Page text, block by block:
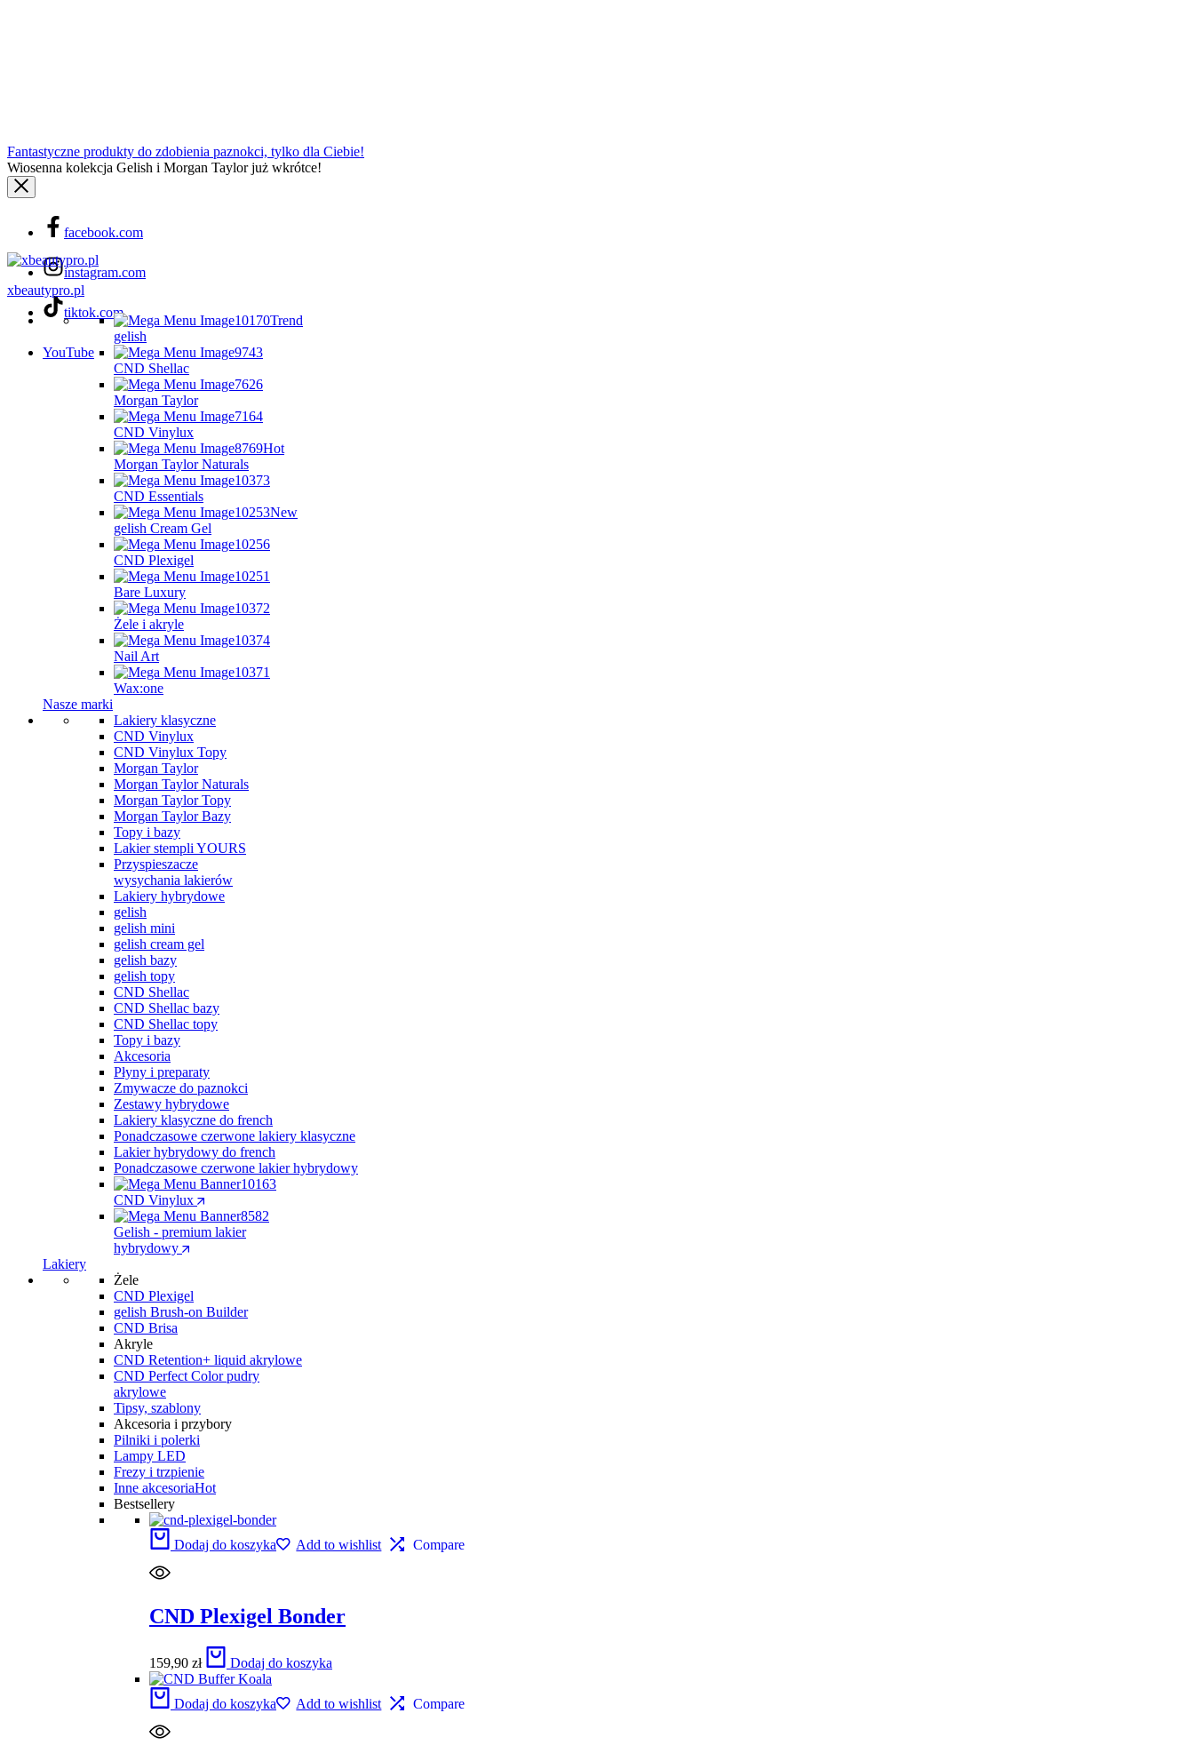
Fantastyczne produkty do zdobienia paznokci, tylko dla Ciebie!
Wiosenna kolekcja Gelish i Morgan Taylor już wkrótce!
facebook.com
instagram.com
tiktok.com
YouTube
xbeautypro.pl
Trend
gelish
CND Shellac
Morgan Taylor
CND Vinylux
Hot
Morgan Taylor Naturals
CND Essentials
New
gelish Cream Gel
CND Plexigel
Bare Luxury
Żele i akryle
Nail Art
Wax:one
Nasze marki
Lakiery klasyczne
CND Vinylux
CND Vinylux Topy
Morgan Taylor
Morgan Taylor Naturals
Morgan Taylor Topy
Morgan Taylor Bazy
Topy i bazy
Lakier stempli YOURS
Przyspieszacze
wysychania lakierów
Lakiery hybrydowe
gelish
gelish mini
gelish cream gel
gelish bazy
gelish topy
CND Shellac
CND Shellac bazy
CND Shellac topy
Topy i bazy
Akcesoria
Płyny i preparaty
Zmywacze do paznokci
Zestawy hybrydowe
Lakiery klasyczne do french
Ponadczasowe czerwone lakiery klasyczne
Lakier hybrydowy do french
Ponadczasowe czerwone lakier hybrydowy
CND Vinylux
Gelish - premium lakier
hybrydowy
Lakiery
Żele
CND Plexigel
gelish Brush-on Builder
CND Brisa
Akryle
CND Retention+ liquid akrylowe
CND Perfect Color pudry
akrylowe
Tipsy, szablony
Akcesoria i przybory
Pilniki i polerki
Lampy LED
Frezy i trzpienie
Inne akcesoriaHot
Bestsellery
Dodaj do koszyka Add to wishlist Compare
CND Plexigel Bonder
159,90 zł Dodaj do koszyka
Dodaj do koszyka Add to wishlist Compare